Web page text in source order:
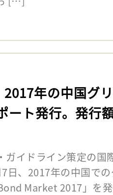
2017年の中国グ
ート発行。発行
イドライン策定の国
日、2017年の中国で
Market 2017」を